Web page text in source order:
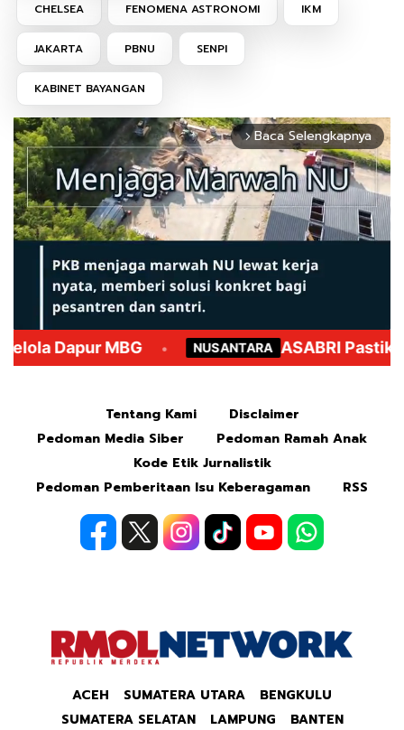
CHELSEA FENOMENA ASTRONOMI IKM
JAKARTA PBNU SENPI
KABINET BAYANGAN
arrow_forward_ios Baca Selengkapnya
Tentang Kami
Disclaimer
Pedoman Media Siber
Pedoman Ramah Anak
Kode Etik Jurnalistik
Pedoman Pemberitaan Isu Keberagaman
RSS
ACEH SUMATERA UTARA
BENGKULU
SUMATERA SELATAN
LAMPUNG BANTEN